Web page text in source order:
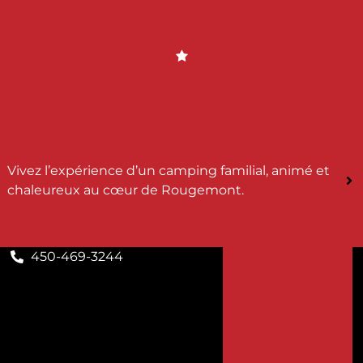
Vivez l’expérience d’un camping familial, animé et
chaleureux au cœur de Rougemont.
450-469-3244